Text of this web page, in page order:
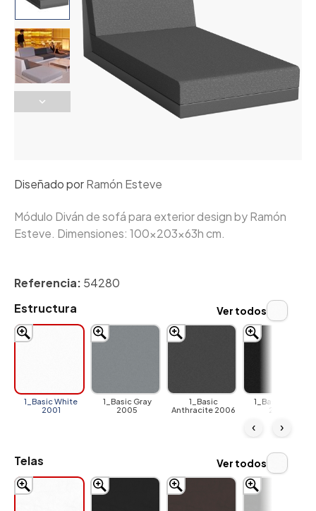
Diseñado porRamón Esteve
Módulo Diván de sofá para exterior design by Ramón
Esteve. Dimensiones: 100x203x63h cm.
Referencia: 54280
Estructura
1_Basic White
2001
1_Basic Gray
2005
1_Basic
Anthracite 2006
1_Basic Black
2002
‹ ›
Ver todos
Telas Ver todos